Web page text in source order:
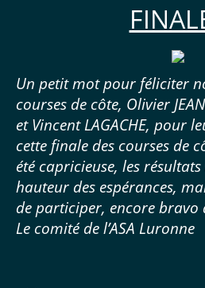
Un petit mot pour féliciter
courses de côte, Olivier
et Vincent LAGACHE, pour
cette finale des courses de
été capricieuse, les
hauteur des espérances,
de participer, encore bravo
Le comité de l’ASA Luronne